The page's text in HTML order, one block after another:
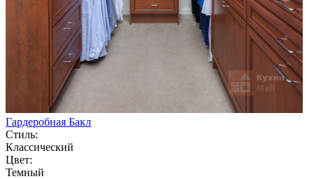
Гардеробная Бакл
Стиль:
Классический
Цвет:
Темный